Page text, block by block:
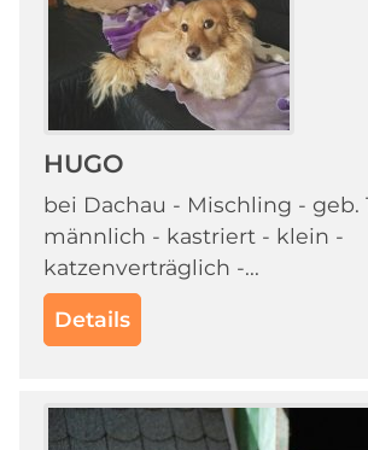
HUGO
bei Dachau - Mischling - geb.
männlich - kastriert - klein -
katzenverträglich -...
Details